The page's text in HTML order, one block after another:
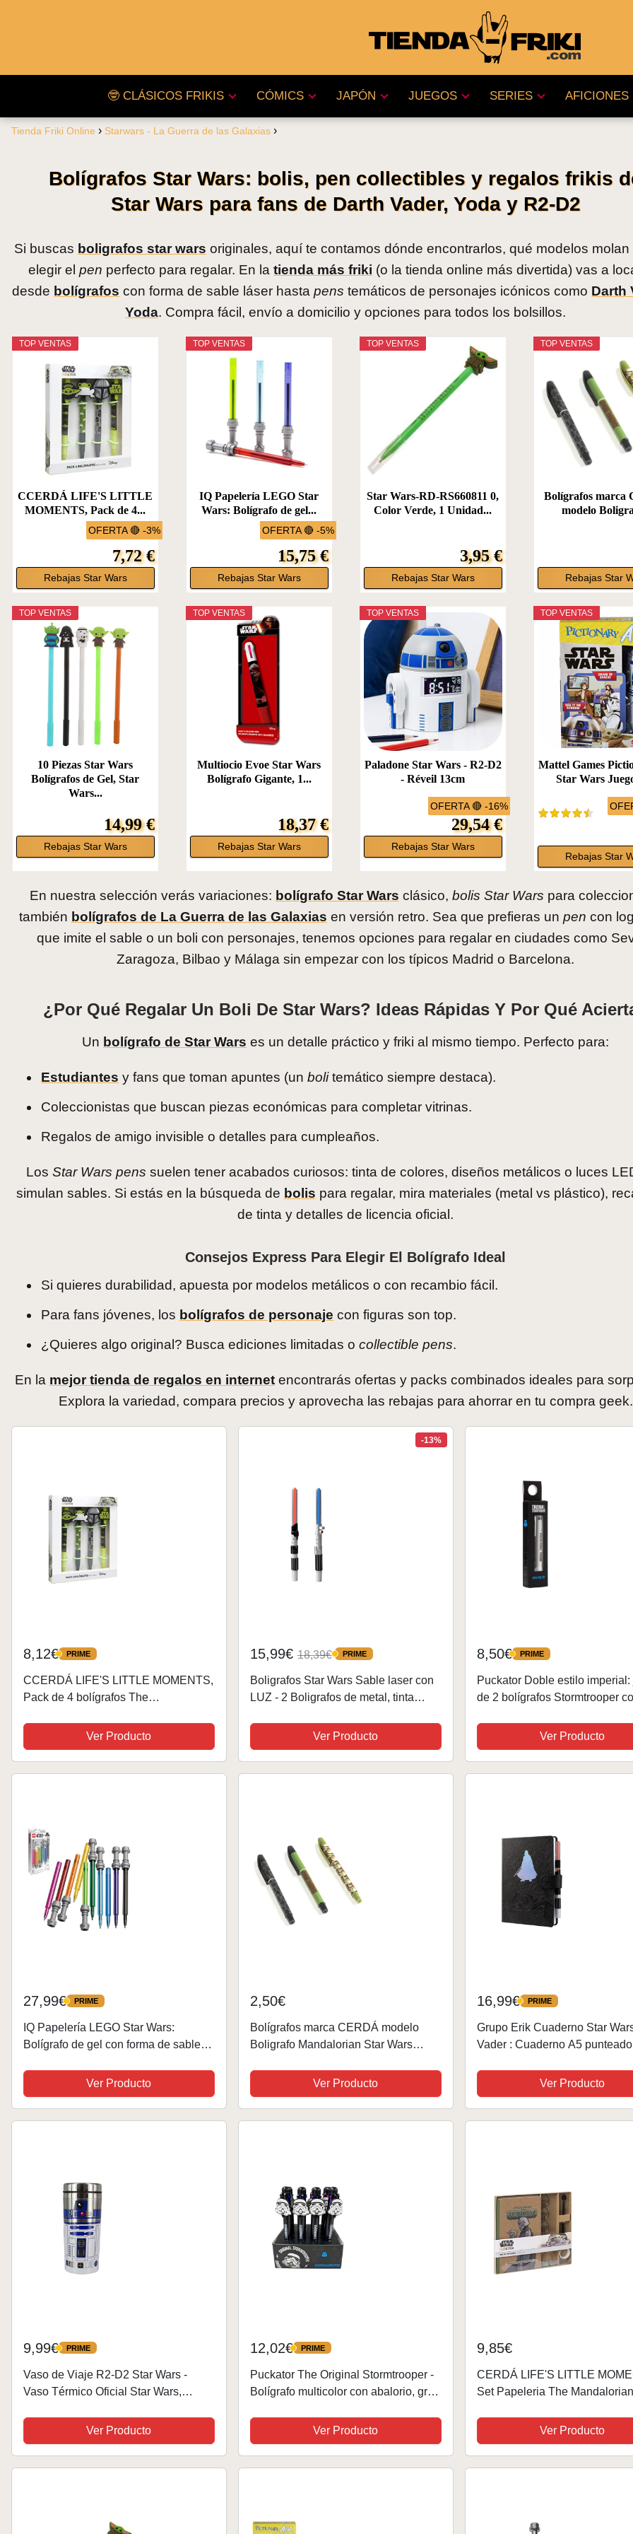
🤓 CLÁSICOS FRIKIS CÓMICS JAPÓN JUEGOS SERIES AFICIONES
Tienda Friki Online Starwars - La Guerra de las Galaxias
Bolígrafos Star Wars: bolis, pen collectibles y regalos frikis
Star Wars para fans de Darth Vader, Yoda y R2-D2
Si buscas boligrafos star wars originales, aquí te contamos dónde encontrarlos, qué modelos molan
elegir elpen perfecto para regalar. En latienda más friki (o la tienda online más divertida) vas a
desde bolígrafos con forma de sable láser hastapens temáticos de personajes icónicos como Darth
Yoda. Compra fácil, envío a domicilio y opciones para todos los bolsillos.
OFERTA 🔴 -3%
TOP VENTAS
CCERDÁ LIFE'S LITTLE
MOMENTS, Pack de 4...
7,72 €
Rebajas Star Wars
OFERTA 🔴 -5%
TOP VENTAS
IQ Papelería LEGO Star
Wars: Bolígrafo de gel...
15,75 €
Rebajas Star Wars
TOP VENTAS
Star Wars-RD-RS660811 0,
Color Verde, 1 Unidad...
3,95 €
Rebajas Star Wars
TOP VENTAS
Bolígrafos marca
modelo
Rebajas Star
TOP VENTAS
10 Piezas Star Wars
Bolígrafos de Gel, Star
Wars...
14,99 €
Rebajas Star Wars
TOP VENTAS
Multiocio Evoe Star Wars
Bolígrafo Gigante, 1...
18,37 €
Rebajas Star Wars
OFERTA 🔴 -16%
TOP VENTAS
Paladone Star Wars - R2-D2
- Réveil 13cm
29,54 €
Rebajas Star Wars
TOP VENTAS
Mattel Games
Star Wars
Rebajas Star
En nuestra selección verás variaciones: bolígrafo Star Wars clásico, bolis Star Wars para
también bolígrafos de La Guerra de las Galaxias en versión retro. Sea que prefieras un pen con
que imite el sable o un boli con personajes, tenemos opciones para regalar en ciudades como
Zaragoza, Bilbao y Málaga sin empezar con los típicos Madrid o Barcelona.
¿Por Qué Regalar Un Boli De Star Wars? Ideas Rápidas Y Por Qué
Un bolígrafo de Star Wars es un detalle práctico y friki al mismo tiempo. Perfecto para:
Estudiantes y fans que toman apuntes (un bolitemático siempre destaca).
Coleccionistas que buscan piezas económicas para completar vitrinas.
Regalos de amigo invisible o detalles para cumpleaños.
Los Star Wars pens suelen tener acabados curiosos: tinta de colores, diseños metálicos o luces
simulan sables. Si estás en la búsqueda de bolis para regalar, mira materiales (metal vs plástico),
de tinta y detalles de licencia oficial.
Consejos Express Para Elegir El Bolígrafo Ideal
Si quieres durabilidad, apuesta por modelos metálicos o con recambio fácil.
Para fans jóvenes, los bolígrafos de personaje con figuras son top.
¿Quieres algo original? Busca ediciones limitadas o collectible pens.
En la mejor tienda de regalos en internetencontrarás ofertas y packs combinados ideales para
Explora la variedad, compara precios y aprovecha las rebajas para ahorrar en tu compra geek.
8,12€ PRIME
PRIME
CCERDÁ LIFE'S LITTLE MOMENTS,
Pack de 4 bolígrafos The
Licencia oficial de Star Wars
Ver Producto
-13%
15,99€18,39€ PRIME
PRIME
Boligrafos Star Wars Sable laser con
LUZ - 2 Boligrafos de metal, tinta
bonitos, Star Wars Merchandising
Ver Producto
8,50€ PRIME
PRIME
Puckator Doble estilo imperial:
de 2 bolígrafos Stormtrooper
Ver Producto
27,99€ PRIME
PRIME
IQ Papelería LEGO Star Wars:
Bolígrafo de gel con forma de sable
multicolor Cap-OffVer Producto
2,50€
Bolígrafos marca CERDÁ modelo
Boligrafo Mandalorian Star Wars
Ver Producto
16,99€ PRIME
PRIME
Grupo Erik Cuaderno Star
Vader : Cuaderno A5
notebook A5 | Bullet journal -
Cuadernos tapa dura...
Ver Producto
9,99€ PRIME
PRIME
Vaso de Viaje R2-D2 Star Wars -
Vaso Térmico Oficial Star Wars,
Ver Producto
12,02€ PRIME
PRIME
Puckator The Original Stormtrooper -
Bolígrafo multicolor con abalorio, gran
profesores, bolígrafo multicolor,
regalos de fin de...
Ver Producto
9,85€
CERDÁ LIFE'S LITTLE
Set Papeleria The
A5-21 x 13 cm - Boligrafo
Metal, Cinta Adhesiva,...
Ver Producto